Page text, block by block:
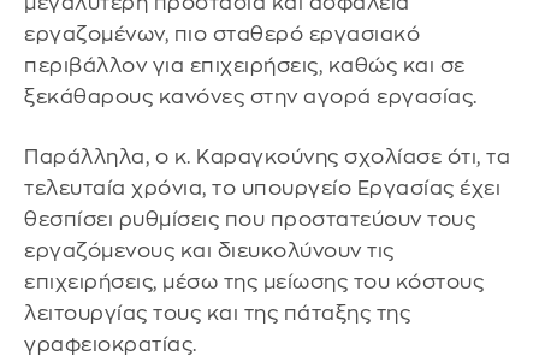
εργαζομένων, πιο σταθερό εργασιακό
περιβάλλον για επιχειρήσεις, καθώς και σε
ξεκάθαρους κανόνες στην αγορά εργασίας.
Παράλληλα, ο κ. Καραγκούνης σχολίασε ότι, τα
τελευταία χρόνια, το υπουργείο Εργασίας έχει
θεσπίσει ρυθμίσεις που προστατεύουν τους
εργαζόμενους και διευκολύνουν τις
επιχειρήσεις, μέσω της μείωσης του κόστους
λειτουργίας τους και της πάταξης της
γραφειοκρατίας.